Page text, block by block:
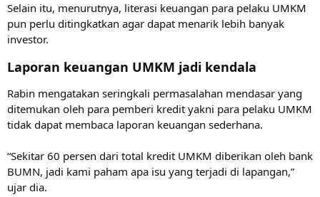
Selain itu, menurutnya, literasi keuangan para pelaku UMKM
pun perlu ditingkatkan agar dapat menarik lebih banyak
investor.
Laporan keuangan UMKM jadi kendala
Rabin mengatakan seringkali permasalahan mendasar yang
ditemukan oleh para pemberi kredit yakni para pelaku UMKM
tidak dapat membaca laporan keuangan sederhana.
“Sekitar 60 persen dari total kredit UMKM diberikan oleh bank
BUMN, jadi kami paham apa isu yang terjadi di lapangan,”
ujar dia.